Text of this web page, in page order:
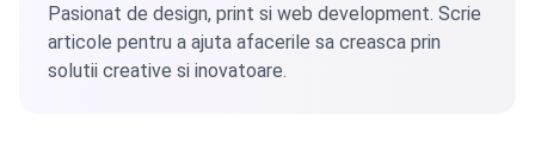
Pasionat de design, print si web development. Scrie
articole pentru a ajuta afacerile sa creasca prin
solutii creative si inovatoare.